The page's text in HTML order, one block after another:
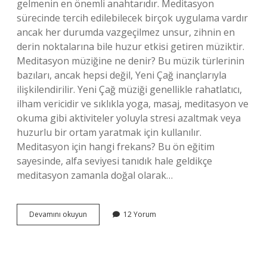
gelmenin en önemli anahtarıdır. Meditasyon
sürecinde tercih edilebilecek birçok uygulama vardır
ancak her durumda vazgeçilmez unsur, zihnin en
derin noktalarına bile huzur etkisi getiren müziktir.
Meditasyon müziğine ne denir? Bu müzik türlerinin
bazıları, ancak hepsi değil, Yeni Çağ inançlarıyla
ilişkilendirilir. Yeni Çağ müziği genellikle rahatlatıcı,
ilham vericidir ve sıklıkla yoga, masaj, meditasyon ve
okuma gibi aktiviteler yoluyla stresi azaltmak veya
huzurlu bir ortam yaratmak için kullanılır.
Meditasyon için hangi frekans? Bu ön eğitim
sayesinde, alfa seviyesi tanıdık hale geldikçe
meditasyon zamanla doğal olarak…
Devamını okuyun Meditasyon
Yaparken
12 Yorum